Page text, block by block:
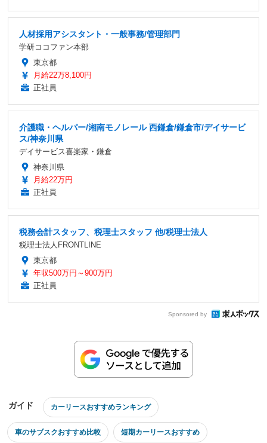
人材採用アシスタント・一般事務/管理部門
学研ココファン本部
東京都
月給22万8,100円
正社員
介護職・ヘルパー/湘南モノレール 西鎌倉/鎌倉市/デイサービ
ス/神奈川県
デイサービス喜楽家・鎌倉
神奈川県
月給22万円
正社員
税務会計スタッフ、税理士スタッフ 他/税理士法人
税理士法人FRONTLINE
東京都
年収500万円～900万円
正社員
Sponsored by
ガイド カーリースおすすめランキング
車のサブスクおすすめ比較 短期カーリースおすすめ